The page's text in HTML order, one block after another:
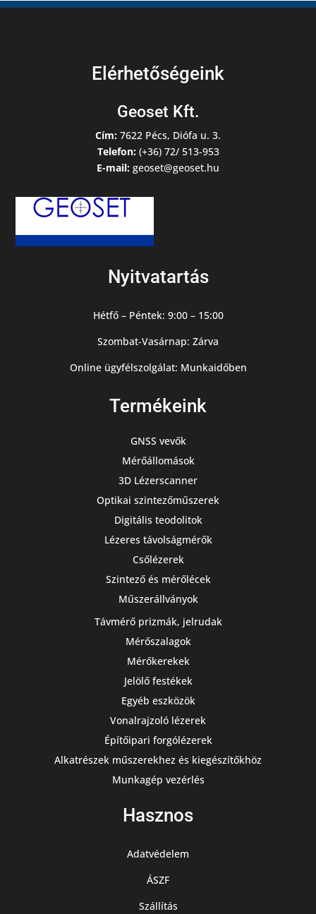
Elérhetőségeink
Geoset Kft.
Cím: 7622 Pécs, Diófa u. 3.
Telefon:(+36) 72/ 513-953
E-mail: geoset@geoset.hu
Nyitvatartás
Hétfő – Péntek: 9:00 – 15:00
Szombat-Vasárnap: Zárva
Online ügyfélszolgálat: Munkaidőben
Termékeink
GNSS vevők
Mérőállomások
3D Lézerscanner
Optikai szintezőműszerek
Digitális teodolitok
Lézeres távolságmérők
Csőlézerek
Szintező és mérőlécek
Műszerállványok
Távmérő prizmák, jelrudak
Mérőszalagok
Mérőkerekek
Jelölő festékek
Egyéb eszközök
Vonalrajzoló lézerek
Építőipari forgólézerek
Alkatrészek műszerekhez és kiegészítőkhöz
Munkagép vezérlés
Hasznos
Adatvédelem
ÁSZF
Szállítás